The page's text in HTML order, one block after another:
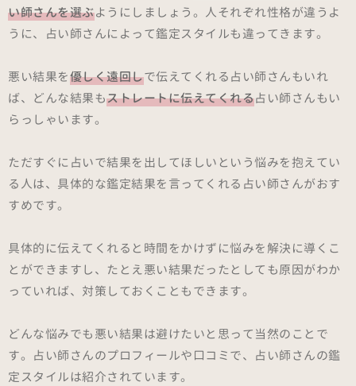
い師さんを選ぶようにしましょう。人それぞれ性格が違うよ
うに、占い師さんによって鑑定スタイルも違ってきます。
悪い結果を優しく遠回しで伝えてくれる占い師さんもいれ
ば、どんな結果もストレートに伝えてくれる占い師さんもい
らっしゃいます。
ただすぐに占いで結果を出してほしいという悩みを抱えてい
る人は、具体的な鑑定結果を言ってくれる占い師さんがおす
すめです。
具体的に伝えてくれると時間をかけずに悩みを解決に導くこ
とができますし、たとえ悪い結果だったとしても原因がわか
っていれば、対策しておくこともできます。
どんな悩みでも悪い結果は避けたいと思って当然のことで
す。占い師さんのプロフィールや口コミで、占い師さんの鑑
定スタイルは紹介されています。